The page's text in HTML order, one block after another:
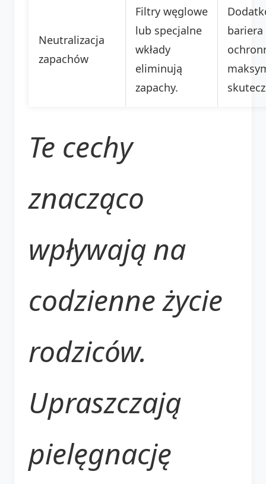
Neutralizacja
zapachów
Filtry węglowe
lub specjalne
wkłady
eliminują
zapachy.
bariera
Te cechy
znacząco
wpływają na
codzienne życie
rodziców.
Upraszczają
pielęgnację